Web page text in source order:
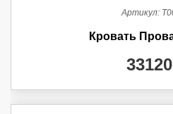
Артикул:
Кровать
33120